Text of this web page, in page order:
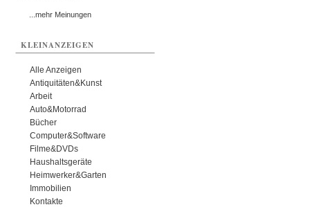
...mehr Meinungen
KLEINANZEIGEN
Alle Anzeigen
Antiquitäten&Kunst
Arbeit
Auto&Motorrad
Bücher
Computer&Software
Filme&DVDs
Haushaltsgeräte
Heimwerker&Garten
Immobilien
Kontakte